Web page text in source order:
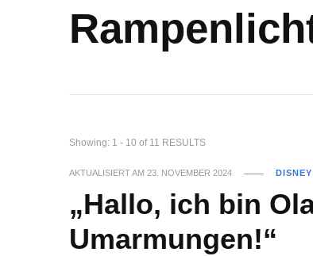
Showing: 1 - 10 of 11 RESULTS
AKTUALISIERT AM23. NOVEMBER 2024
„Hallo, ich bin
Umarmungen!“